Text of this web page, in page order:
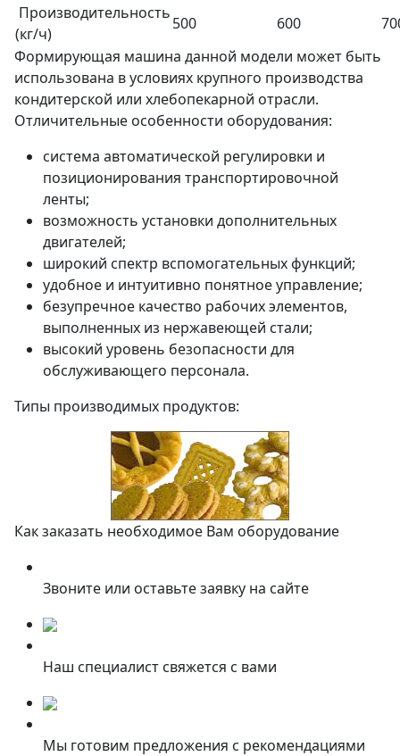
Производительность
(кг/ч)
500 600
Формирующая машина данной модели может быть
использована в условиях крупного производства
кондитерской или хлебопекарной отрасли.
Отличительные особенности оборудования:
система автоматической регулировки и
позиционирования транспортировочной
ленты;
возможность установки дополнительных
двигателей;
широкий спектр вспомогательных функций;
удобное и интуитивно понятное управление;
безупречное качество рабочих элементов,
выполненных из нержавеющей стали;
высокий уровень безопасности для
обслуживающего персонала.
Типы производимых продуктов:
Как заказать необходимое Вам оборудование
Звоните или оставьте заявку на сайте
Наш специалист свяжется с вами
Мы готовим предложения с рекомендациями